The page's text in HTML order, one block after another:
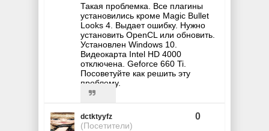
Такая проблемка. Все плагины
установились кроме Magic Bullet
Looks 4. Выдает ошибку. Нужно
установить OpenCL или обновить.
Установлен Windows 10.
Видеокарта Intel HD 4000
отключена. Geforce 660 Ti.
Посоветуйте как решить эту
проблему.
dctktyyfz
(Посетители)
0